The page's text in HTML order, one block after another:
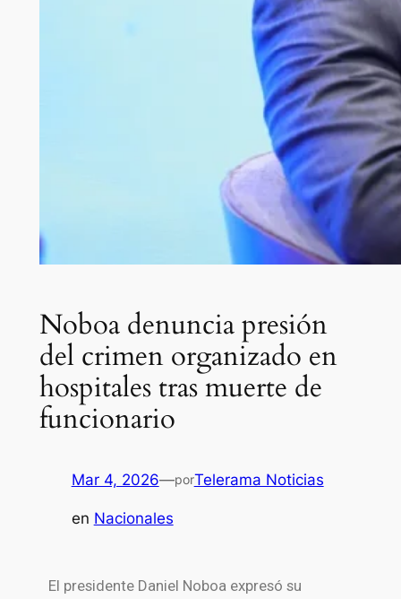
Noboa denuncia presión
del crimen organizado en
hospitales tras muerte de
funcionario
Mar 4, 2026—porTelerama Noticias
en Nacionales
El presidente Daniel Noboa expresó su